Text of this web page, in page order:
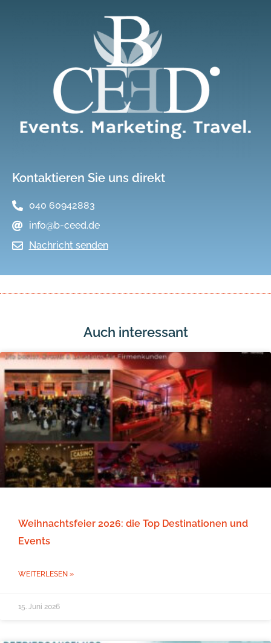
Kontaktieren Sie uns direkt
040 60942883
info@b-ceed.de
Nachricht senden
Auch interessant
Weihnachtsfeier 2026: die Top Destinationen und
Events
WEITERLESEN »
15. Juni 2026